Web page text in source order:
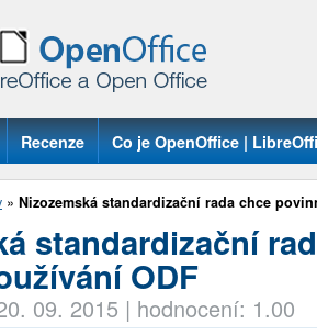
Recenze Co je OpenOffice |
» Nizozemská standardizační rada chce
standardizační
ODF
09. 2015 | hodnocení: 1.00